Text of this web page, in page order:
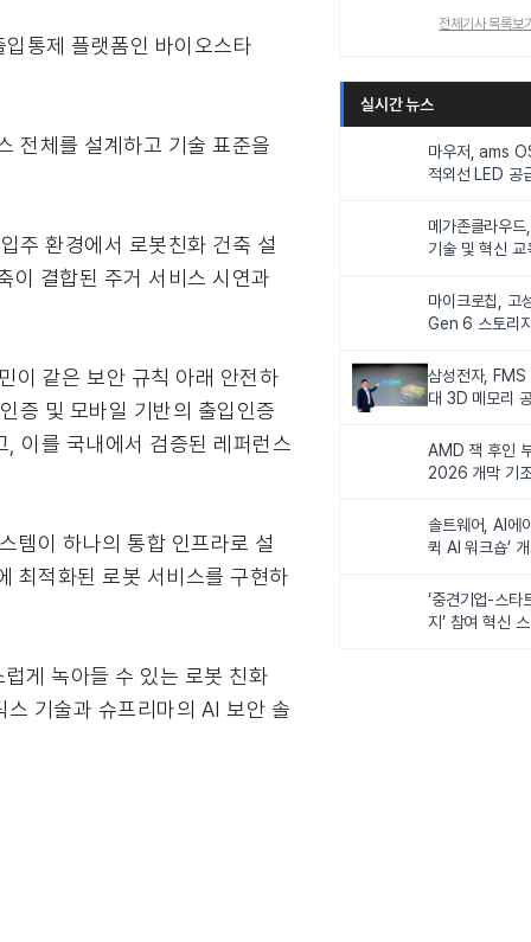
통제 플랫폼인 바이오스타
전체를 설계하고 기술 표준을
주 환경에서 로봇친화 건축 설
이 결합된 주거 서비스 시연과
이 같은 보안 규칙 아래 안전하
증 및 모바일 기반의 출입인증
이를 국내에서 검증된 레퍼런스
템이 하나의 통합 인프라로 설
최적화된 로봇 서비스를 구현하
게 녹아들 수 있는 로봇 친화
기술과 슈프리마의 AI 보안 솔
전체기사 목록보
실시간 뉴스
마우저, ams
적외선 LED 공
메가존클라우드
기술 및 혁신
마이크로칩, 고
Gen 6 스토리
삼성전자,
대 3D 메모리
AMD 잭 후인
2026 개막 기
솔트웨어, AI에
퀵 AI 워크숍’
‘중견기업-스타
지’ 참여 혁신